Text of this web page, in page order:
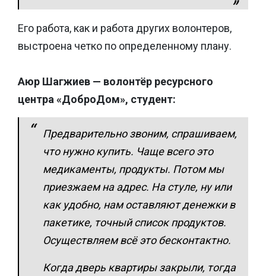
Его работа, как и работа других волонтеров,
выстроена четко по определенному плану.
Аюр Шагжиев — волонтёр ресурсного
центра «ДоброДом», студент:
Предварительно звоним, спрашиваем,
что нужно купить. Чаще всего это
медикаменты, продукты. Потом мы
приезжаем на адрес. На стуле, ну или
как удобно, нам оставляют денежки в
пакетике, точный список продуктов.
Осуществляем всё это бесконтактно.
Когда дверь квартиры закрыли, тогда